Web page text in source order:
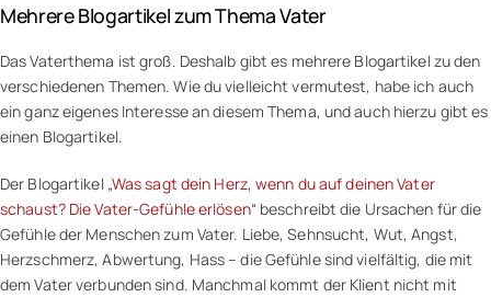
Mehrere Blogartikel zum Thema Vater
Das Vaterthema ist groß. Deshalb gibt es mehrere Blogartikel zu den
verschiedenen Themen. Wie du vielleicht vermutest, habe ich auch
ein ganz eigenes Interesse an diesem Thema, und auch hierzu gibt es
einen Blogartikel.
Der Blogartikel „Was sagt dein Herz, wenn du auf deinen Vater
schaust? Die Vater-Gefühle erlösen“ beschreibt die Ursachen für die
Gefühle der Menschen zum Vater. Liebe, Sehnsucht, Wut, Angst,
Herzschmerz, Abwertung, Hass – die Gefühle sind vielfältig, die mit
dem Vater verbunden sind. Manchmal kommt der Klient nicht mit